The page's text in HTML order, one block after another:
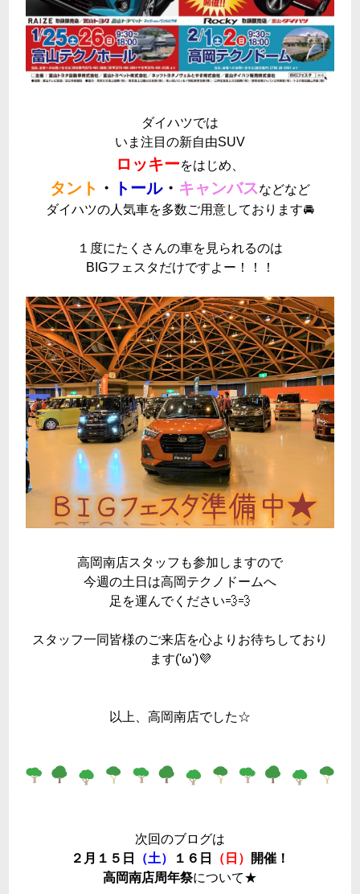
ダイハツでは
いま注目の新自由SUV
ロッキーをはじめ、
タント ・ トール・ キャンバスなどなど
ダイハツの人気車を多数ご用意しております🚘
１度にたくさんの車を見られるのは
BIGフェスタだけですよー！！！
高岡南店スタッフも参加しますので
今週の土日は高岡テクノドームへ
足を運んでください💨💨
スタッフ一同皆様のご来店を心よりお待ちしており
ます('ω')💜
以上、高岡南店でした☆
次回のブログは
２月１５日
（土） １６日 （日）
開催！
高岡南店周年祭について★